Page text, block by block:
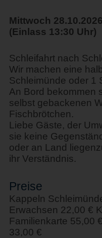
Mittwoch
(Einlass 13:30 Uhr)
Schleifahrt nach
Wir machen eine
Schleimünde oder 1
An Bord bekommen
selbst gebackenen
Fischbrötchen.
Liebe Gäste, der
sie keine
oder an Land
ihr Verständnis.
Preise
Kappeln
Erwachsen 22,00 €
Familienkarte 55,00
33,00 €